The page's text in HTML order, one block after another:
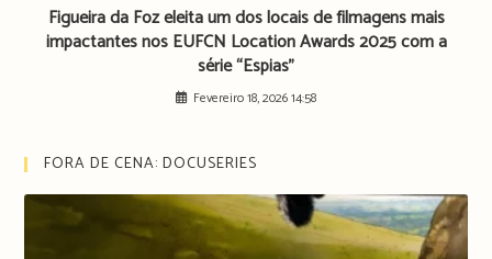
Figueira da Foz eleita um dos locais de filmagens mais
impactantes nos EUFCN Location Awards 2025 com a
série “Espias”
Fevereiro 18, 2026 14:58
FORA DE CENA: DOCUSERIES